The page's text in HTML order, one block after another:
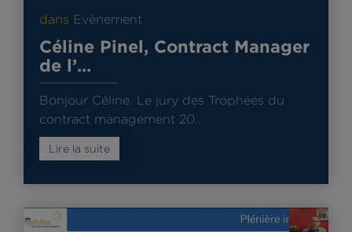
dans Evènement
Céline Pinel, Contract Manager
de l’…
Bonjour Céline. Le jury des Trophées du
contract management 20…
Lire la suite